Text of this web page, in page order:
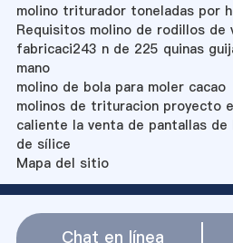
molino triturador toneladas por
Requisitos molino de rodillos de
fabricaci243 n de 225 quinas
mano
molino de bola para moler cacao
molinos de trituracion proyecto
caliente la venta de pantallas
de sílice
Mapa del sitio
Chat en línea